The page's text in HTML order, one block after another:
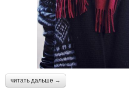
читать дальше →